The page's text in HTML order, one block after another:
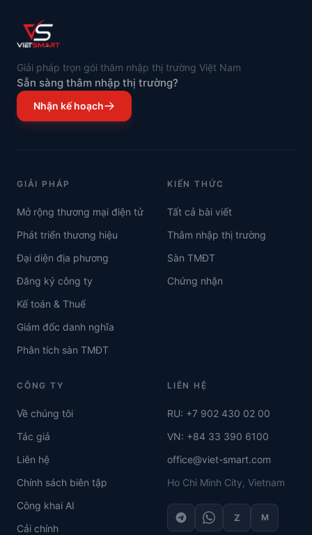
Giải pháp trọn gói thâm nhập thị trường Việt Nam
Sẵn sàng thâm nhập thị trường?
Nhận kế hoạch
GIẢI PHÁP
Mở rộng thương mại điện tử
Phát triển thương hiệu
Đại diện địa phương
Đăng ký công ty
Kế toán & Thuế
Giám đốc danh nghĩa
Phân tích sàn TMĐT
KIẾN THỨC
Tất cả bài viết
Thâm nhập thị trường
Sàn TMĐT
Chứng nhận
CÔNG TY
Về chúng tôi
Tác giả
Liên hệ
Chính sách biên tập
Công khai AI
Cải chính
LIÊN HỆ
RU: +7 902 430 02 00
VN: +84 33 390 6100
office@viet-smart.com
Ho Chi Minh City, Vietnam
Z M